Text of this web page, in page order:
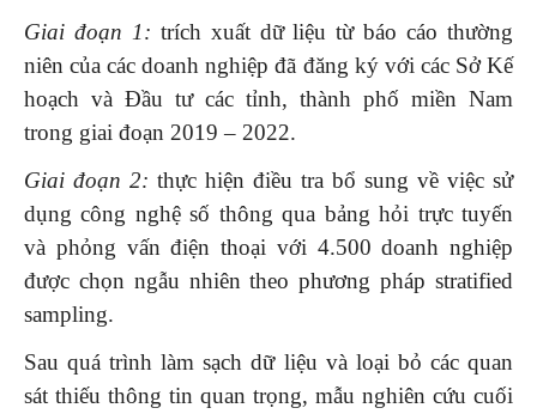
Giai đoạn 1: trích xuất dữ liệu từ báo cáo thường
niên của các doanh nghiệp đã đăng ký với các Sở Kế
hoạch và Đầu tư các tỉnh, thành phố miền Nam
trong giai đoạn 2019 – 2022.
Giai đoạn 2: thực hiện điều tra bổ sung về việc sử
dụng công nghệ số thông qua bảng hỏi trực tuyến
và phỏng vấn điện thoại với 4.500 doanh nghiệp
được chọn ngẫu nhiên theo phương pháp stratified
sampling.
Sau quá trình làm sạch dữ liệu và loại bỏ các quan
sát thiếu thông tin quan trọng, mẫu nghiên cứu cuối